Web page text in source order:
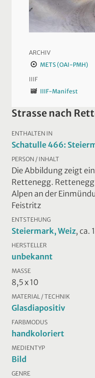
ARCHIV
METS (OAI-PMH)
IIIF
IIIF-Manifest
Strasse nach
ENTHALTEN IN
Schatulle 466:
PERSON / INHALT
Die Abbildung zeigt
Rettenegg.
Alpen an der
Feistritz
ENTSTEHUNG
Steiermark, Weiz, ca.
HERSTELLER
unbekannt
MASSE
8,5 x 10
MATERIAL / TECHNIK
Glasdiapositiv
FARBMODUS
handkoloriert
MEDIENTYP
Bild
GENRE